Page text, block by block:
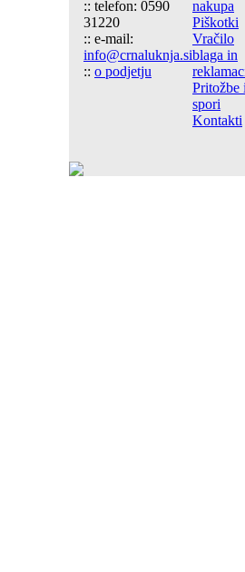
:: telefon: 0590
31220
:: e-mail:
info@crnaluknja.si
:: o podjetju
nakupa
Piškotki
Vračilo
blaga in
Pritožbe
spori
Kontakti